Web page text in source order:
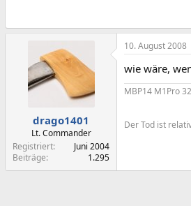
drago1401
Lt. Commander
Registriert
Juni 2004
Beiträge
1.295
10. August 2008
wie wäre,
MBP14 M1Pro
Der Tod ist